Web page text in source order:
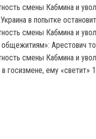
в попытке
Арестович
госизмене, ему «светит»